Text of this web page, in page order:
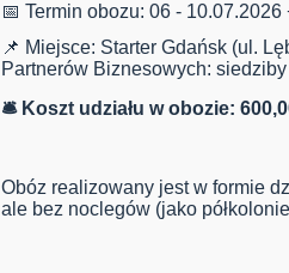
📅 Termin obozu: 06 -
📌 Miejsce: Starter Gdańsk (ul.
Partnerów Biznesowych:
🛎️ Koszt udziału w obozie:
Obóz realizowany jest w formie
ale bez noclegów (jako